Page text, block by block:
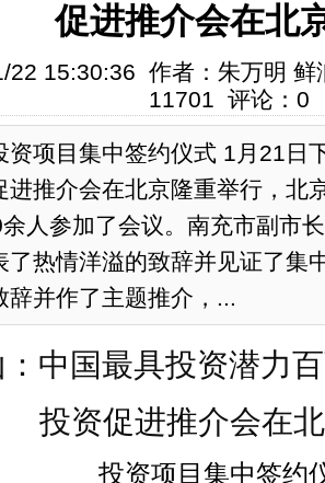
促进推介会在北
22 15:30:36 作者：朱万明
11701 评论： 0
资项目集中签约仪式 1月21日
进推介会在北京隆重举行，北
人参加了会议。南充市副市
了热情洋溢的致辞并见证了集
辞并作了主题推介，...
投资项目集中签约